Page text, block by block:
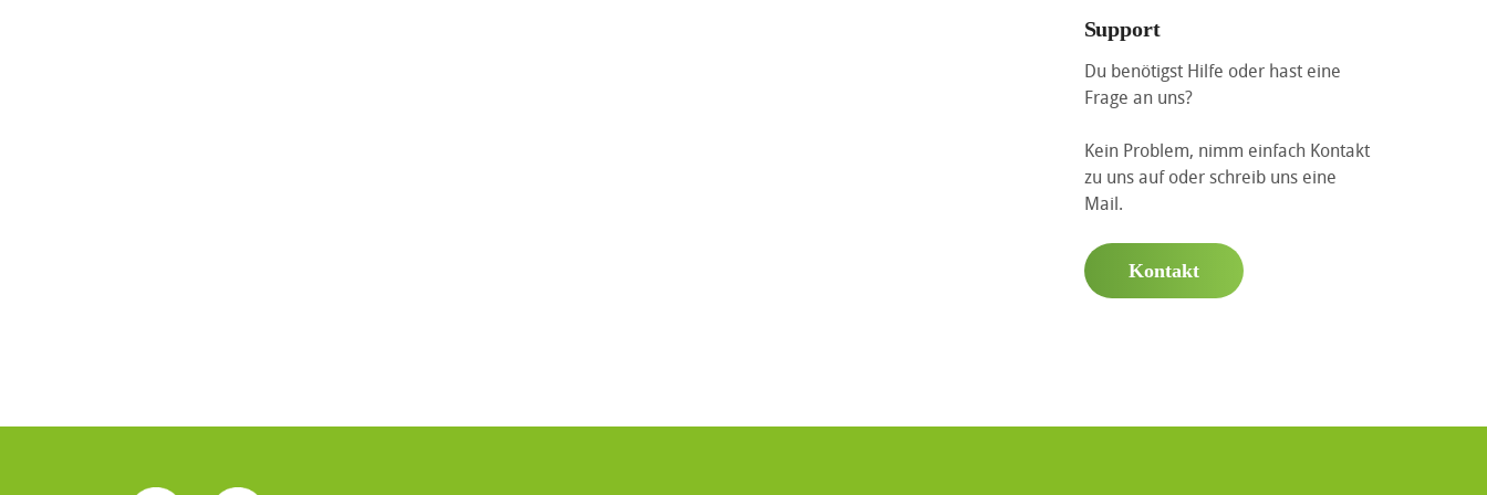
Support
Du benötigst Hilfe oder hast eine
Frage an uns?
Kein Problem, nimm einfach Kontakt
zu uns auf oder schreib uns eine
Mail.
Kontakt